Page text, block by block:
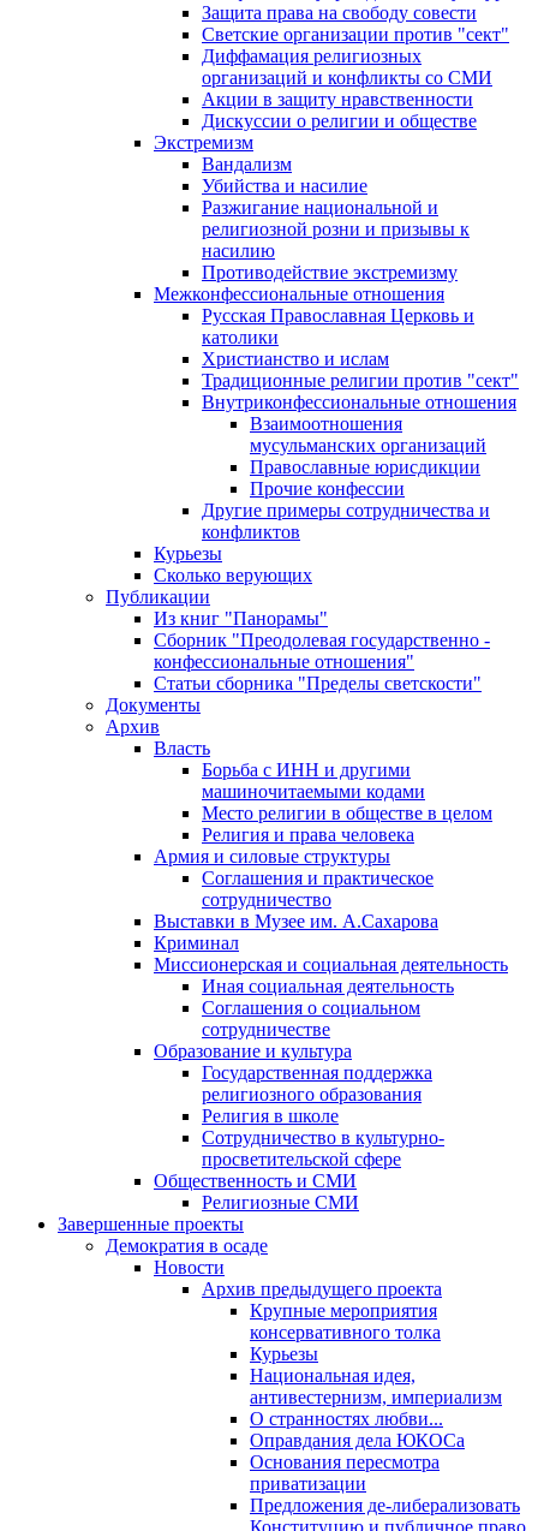
Защита права на свободу совести
Светские организации против "сект"
Диффамация религиозных
организаций и конфликты со СМИ
Акции в защиту нравственности
Дискуссии о религии и обществе
Экстремизм
Вандализм
Убийства и насилие
Разжигание национальной и
религиозной розни и призывы к
насилию
Противодействие экстремизму
Межконфессиональные отношения
Русская Православная Церковь и
католики
Христианство и ислам
Традиционные религии против "сект"
Внутриконфессиональные отношения
Взаимоотношения
мусульманских организаций
Православные юрисдикции
Прочие конфессии
Другие примеры сотрудничества и
конфликтов
Курьезы
Сколько верующих
Публикации
Из книг "Панорамы"
Сборник "Преодолевая государственно -
конфессиональные отношения"
Статьи сборника "Пределы светскости"
Документы
Архив
Власть
Борьба с ИНН и другими
машиночитаемыми кодами
Место религии в обществе в целом
Религия и права человека
Армия и силовые структуры
Соглашения и практическое
сотрудничество
Выставки в Музее им. А.Сахарова
Криминал
Миссионерская и социальная деятельность
Иная социальная деятельность
Соглашения о социальном
сотрудничестве
Образование и культура
Государственная поддержка
религиозного образования
Религия в школе
Сотрудничество в культурно-
просветительской сфере
Общественность и СМИ
Религиозные СМИ
Завершенные проекты
Демократия в осаде
Новости
Архив предыдущего проекта
Крупные мероприятия
консервативного толка
Курьезы
Национальная идея,
антивестернизм, империализм
О странностях любви...
Оправдания дела ЮКОСа
Основания пересмотра
приватизации
Предложения де-либерализовать
Конституцию и публичное право